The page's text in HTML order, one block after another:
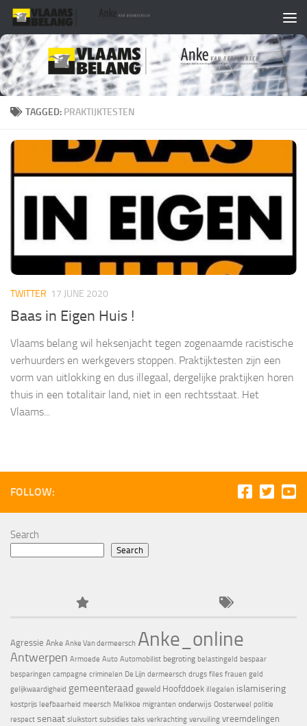
Skip to content
TAGGED: PRAKTIJKTESTEN
TWITTER 17 JUNE 2020
Baas in Eigen Huis !
Vlaams belang wil heksenjacht tegen zogenaamde racistische
verhuurders en werkgevers stoppen. Praktijktesten zijn een
vorm van uitlokking en dus illegaal, dergelijke praktijken horen
thuis in een totalitair land, niet in een rechtsstaat. Het
Vlaams...
FOLLOW:
Search
Search
Agressie Anke Anke Van dermeersch Anke_online
Antwerpen Armoede Auto Automobilist begroting belastingeld bespaar
besparingen campagne criminelen De Lijn dermeersch drugs files frauen geld
gelijkwaardigheid gemeenteraad geweld Hoofddoek illegalen islamisering
kostprijs leefbaarheid meersch Melkkoe migranten onderwijs Oosterweel politie
respect senaat sluikstort subsidies taks verkrachting vervuiling vreemdelingen